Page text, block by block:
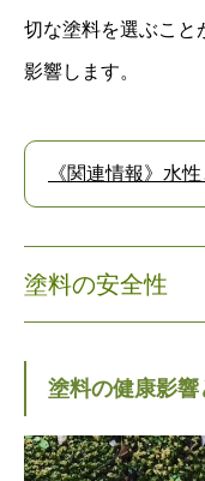
切な塗料を選ぶこと
影響します。
《関連情報》水
塗料の安全性
塗料の健康影響